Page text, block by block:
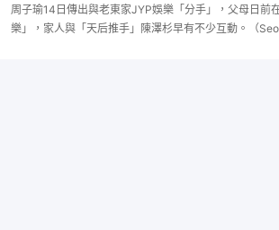
周子瑜14日傳出與老東家JYP娛樂「分手」，父母日前
樂」，家人與「天后推手」陳澤杉早有不少互動。（